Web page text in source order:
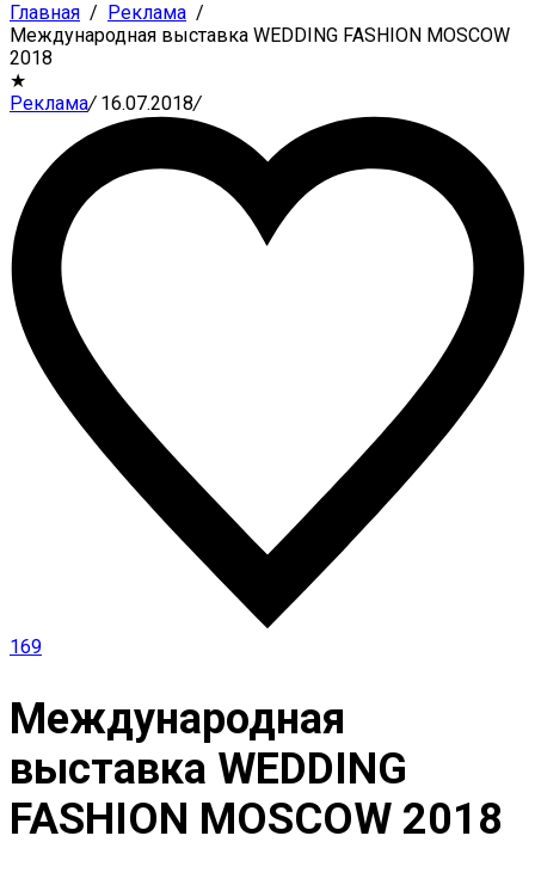
Главная
Реклама
Международная выставка WEDDING FASHION MOSCOW
2018
★
Реклама/ 16.07.2018/
169
Международная
выставка WEDDING
FASHION MOSCOW 2018